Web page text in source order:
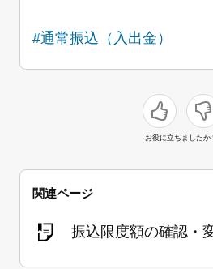
#通常振込（入出金）
お役に立ちましたか
関連ページ
振込限度額の確認・